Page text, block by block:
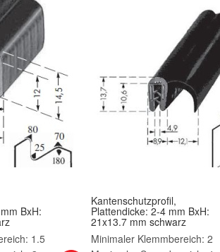
BxH:
1.5
Kantenschutzprofil,
Plattendicke: 2-4 mm BxH:
21x13.7 mm schwarz
Minimaler Klemmbereich: 2